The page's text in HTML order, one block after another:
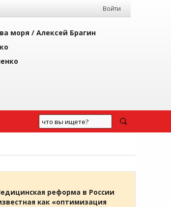
Войти
моря / Алексей Брагин
реформа в России
как «оптимизация